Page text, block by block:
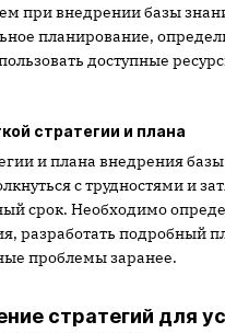
при внедрении базы
планирование,
доступные
стратегии и плана
и плана внедрения
с трудностями и
срок. Необходимо
разработать подробный
проблемы заранее.
стратегий для